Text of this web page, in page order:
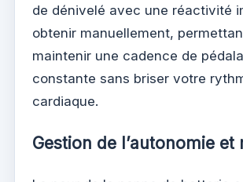
de dénivelé avec une réactivité
obtenir manuellement,
maintenir une cadence de
constante sans briser votre
cardiaque.
Gestion de l’autonomie et